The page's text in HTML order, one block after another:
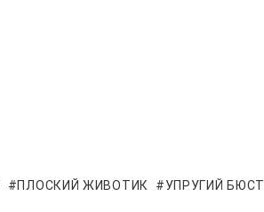
ПЛОСКИЙ ЖИВОТИК
УПРУГИЙ БЮСТ